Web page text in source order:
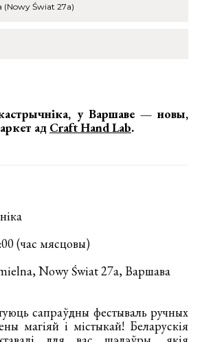
(Nowy Świat 27a)
у Варшаве — новы,
ад Craft Hand Lab.
(час мясцовы)
Nowy Świat 27a, Варшава
сапраўдны фестываль ручных
магіяй і містыкай! Беларускія